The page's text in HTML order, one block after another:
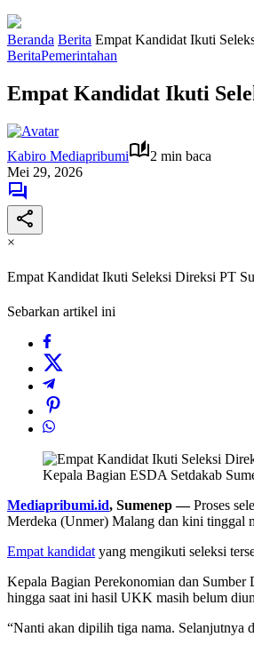
Beranda Berita Empat Kandidat Ikuti
BeritaPemerintahan
Empat Kandidat Ikuti
Kabiro Mediapribumi
2 min baca
Mei 29, 2026
×
Empat Kandidat Ikuti Seleksi Direksi PT
Sebarkan artikel ini
Kepala Bagian ESDA Setdakab
Mediapribumi.id, Sumenep —Proses
Merdeka (Unmer) Malang dan kini tinggal
Empat kandidat yang mengikuti seleksi
Kepala Bagian Perekonomian dan
hingga saat ini hasil UKK masih belum
“Nanti akan dipilih tiga nama. Selanjutnya